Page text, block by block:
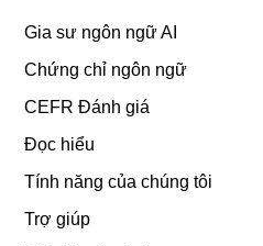
Gia sư ngôn ngữ AI
Chứng chỉ ngôn ngữ
CEFR Đánh giá
Đọc hiểu
Tính năng của chúng tôi
Trợ giúp